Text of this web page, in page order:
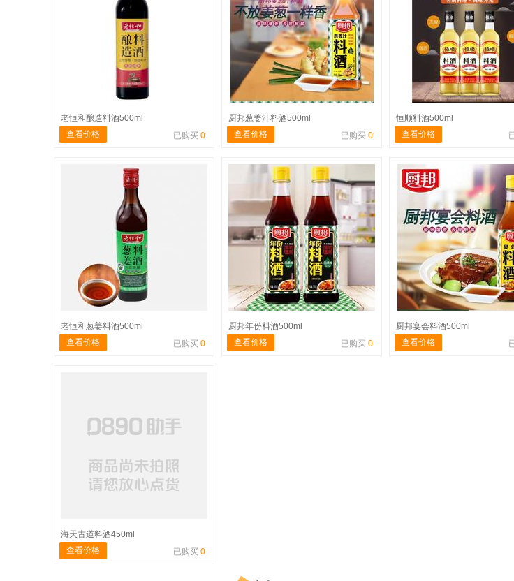
老恒和酿造料酒500ml
查看价格
已购买 0
厨邦葱姜汁料酒500ml
查看价格
已购买 0
恒顺料酒500ml
查看价格
老恒和葱姜料酒500ml
查看价格
已购买 0
厨邦年份料酒500ml
查看价格
已购买 0
厨邦宴会料酒500ml
查看价格
海天古道料酒450ml
查看价格
已购买 0